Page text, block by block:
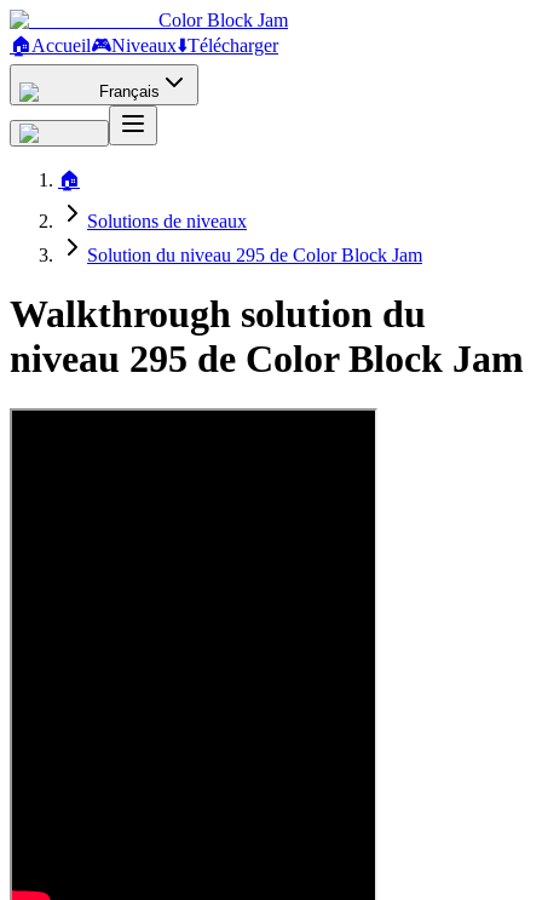
Color Block Jam
🏠Accueil🎮Niveaux⬇️Télécharger
Français
🏠
Solutions de niveaux
Solution du niveau 295 de Color Block Jam
Walkthrough solution du
niveau 295 de Color Block Jam